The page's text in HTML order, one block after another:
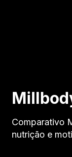
Comparativo
nutrição e